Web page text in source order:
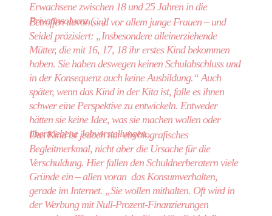
Erwachsene zwischen 18 und 25 Jahren in die
Privatinsolvenz.(…)
Betroffen davon sind vor allem junge Frauen – und
Seidel präzisiert: „Insbesondere alleinerziehende
Mütter, die mit 16, 17, 18 ihr erstes Kind bekommen
haben. Sie haben deswegen keinen Schulabschluss und
in der Konsequenz auch keine Ausbildung.“ Auch
später, wenn das Kind in der Kita ist, falle es ihnen
schwer eine Perspektive zu entwickeln. Entweder
hätten sie keine Idee, was sie machen wollen oder
übertriebene Jobvorstellungen.
Das Kind ist jedoch nur ein biografisches
Begleitmerkmal, nicht aber die Ursache für die
Verschuldung. Hier fallen den Schuldnerberatern viele
Gründe ein – allen voran das Konsumverhalten,
gerade im Internet. „Sie wollen mithalten. Oft wird in
der Werbung mit Null-Prozent-Finanzierungen